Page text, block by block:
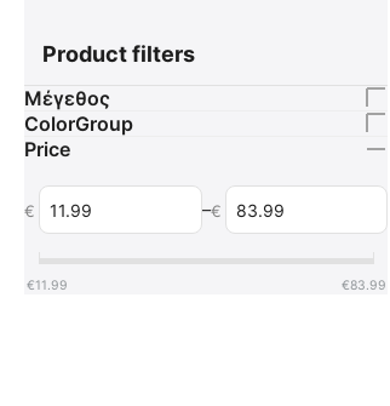
Product filters
Μέγεθος
ColorGroup
Price
€ –€
€11.99 €83.99